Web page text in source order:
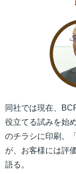
同社では現在、
役立てる試みを始
のチラシに印刷。
が、お客様には評
語る。